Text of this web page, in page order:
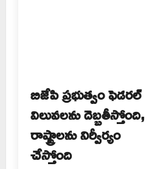
బిజేపి ప్రభుత్వం ఫెడరల్
విలువలను దెబ్బతీస్తోంది,
రాష్ట్రాలను నిర్వీర్యం
చేస్తోంది